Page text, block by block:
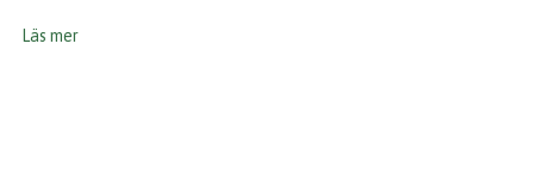
Läs mer